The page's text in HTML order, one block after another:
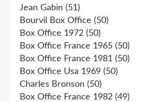
Jean Gabin (51)
Bourvil Box Office (50)
Box Office 1972 (50)
Box Office France 1965 (50)
Box Office France 1981 (50)
Box Office Usa 1969 (50)
Charles Bronson (50)
Box Office France 1982 (49)